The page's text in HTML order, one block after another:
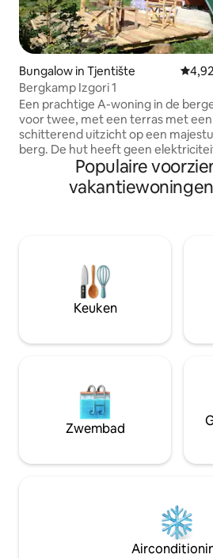
Bungalow in Tjentište
Bergkamp Izgori 1
Een prachtige A-woning in de
voor twee, met een terras met een
schitterend uitzicht op een
berg. De hut heeft geen
maar wel verlichting, apparaten en
wat je nodig hebt; je kunt je
opladen in ons restaurant. Op 40
queensize bed van kunt maken. Het
toilet en de douche bevinden zich
meter van de hut. Dit is een
accommodatie met toiletten met
water in de toiletten.
Populaire
Keuken
Zwembad